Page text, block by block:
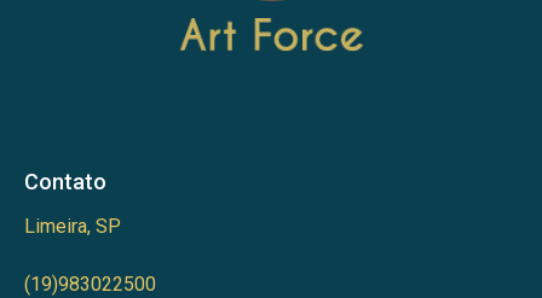
Contato
Limeira, SP
(19)983022500